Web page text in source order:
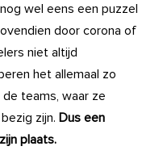
wel eens een puzzel
door corona of
niet altijd
het allemaal zo
teams, waar ze
zijn. Dus een
plaats.